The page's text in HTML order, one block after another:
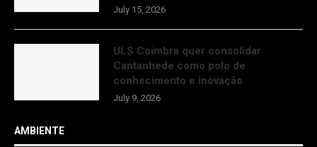
July 15, 2026
ULS Coimbra quer consolidar
Cantanhede como polo de
conhecimento e inovação
July 9, 2026
AMBIENTE